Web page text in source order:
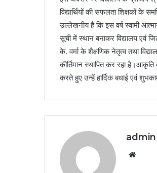
विद्यार्थियों की सफलता शिक्षकों के
उल्लेखनीय है कि इस वर्ष स्वामी
सूची में स्थान बनाकर विद्यालय एवं जिले
के. वर्मा के शैक्षणिक नेतृत्व तथा
कीर्तिमान स्थापित कर रहा है।आकृति
करते हुए उन्हें हार्दिक बधाई एवं
admin